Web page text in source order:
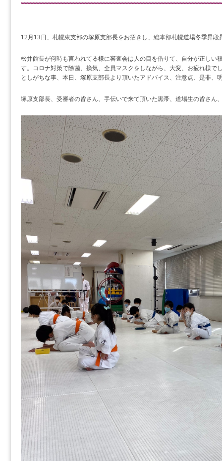
12月13日、札幌東支部の塚原支部長をお招きし、総本部札幌道場冬季昇段
松井館長が何時も言われてる様に審査会は人の目を借りて、自分が正しい
す。コロナ対策で除菌、換気、全員マスクをしながら、大変、お疲れ様で
としがちな事、本日、塚原支部長より頂いたアドバイス、注意点、是非、
塚原支部長、受審者の皆さん、手伝いで来て頂いた黒帯、道場生の皆さん